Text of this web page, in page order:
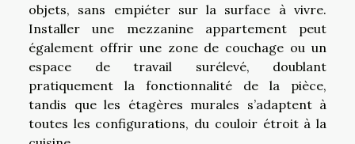
objets, sans empiéter sur la surface à vivre.
Installer une mezzanine appartement peut
également offrir une zone de couchage ou un
espace de travail surélevé, doublant
pratiquement la fonctionnalité de la pièce,
tandis que les étagères murales s’adaptent à
toutes les configurations, du couloir étroit à la